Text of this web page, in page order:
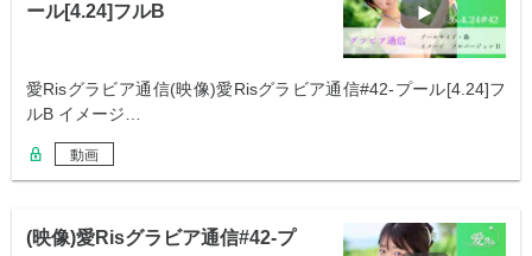
ール[4.24]フルB
愛Risグラビア通信(映像)愛Risグラビア通信#42-プール[4.24]フ
ルB イメージ…
動画
(映像)愛Risグラビア通信#42-プ